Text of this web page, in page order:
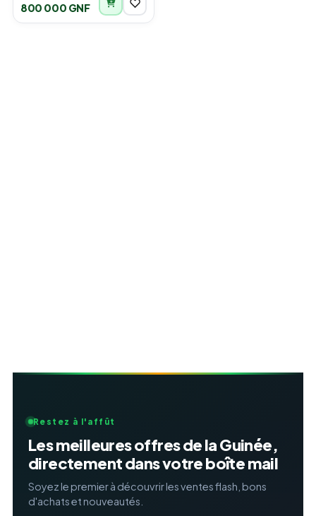
800 000 GNF
Restez à l'affût
Les meilleures offres de la Guinée,
directement dans votre boîte mail
Soyez le premier à découvrir les ventes flash, bons
d'achats et nouveautés.